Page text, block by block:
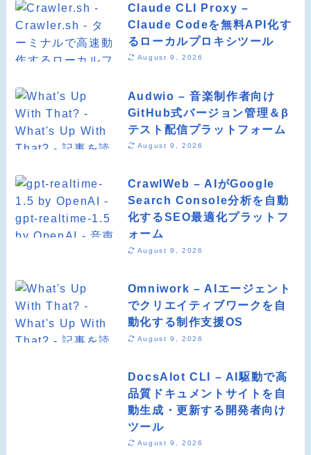
Claude CLI Proxy –
Claude Codeを無料API化す
るローカルプロキシツール
August 9, 2026
Audwio – 音楽制作者向け
GitHub式バージョン管理＆β
テスト配信プラットフォーム
August 9, 2026
CrawlWeb – AIがGoogle
Search Console分析を自動
化するSEO最適化プラットフ
ォーム
August 9, 2026
Omniwork – AIエージェント
でクリエイティブワークを自
動化する制作支援OS
August 9, 2026
DocsAlot CLI – AI駆動で高
品質ドキュメントサイトを自
動生成・更新する開発者向け
ツール
August 9, 2026